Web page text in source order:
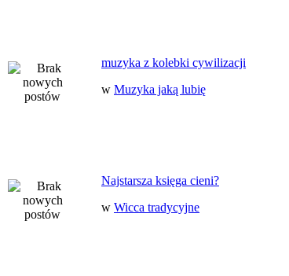
muzyka z kolebki cywilizacji
w Muzyka jaką lubię
Najstarsza księga cieni?
w Wicca tradycyjne